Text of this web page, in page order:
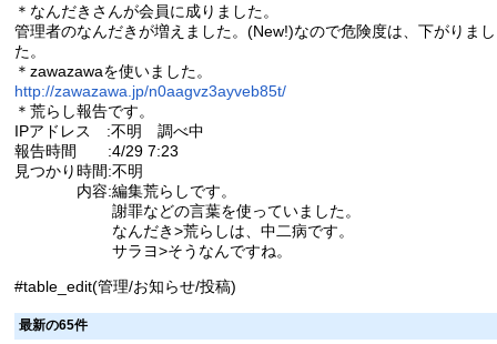
＊なんだきさんが会員に成りました。
管理者のなんだきが増えました。(New!)なので危険度は、下がりまし
た。
＊zawazawaを使いました。
http://zawazawa.jp/n0aagvz3ayveb85t/
＊荒らし報告です。
IPアドレス :不明 調べ中
報告時間 :4/29 7:23
見つかり時間:不明
内容:編集荒らしです。
謝罪などの言葉を使っていました。
なんだき>荒らしは、中二病です。
サラヨ>そうなんですね。
#table_edit(管理/お知らせ/投稿)
最新の65件